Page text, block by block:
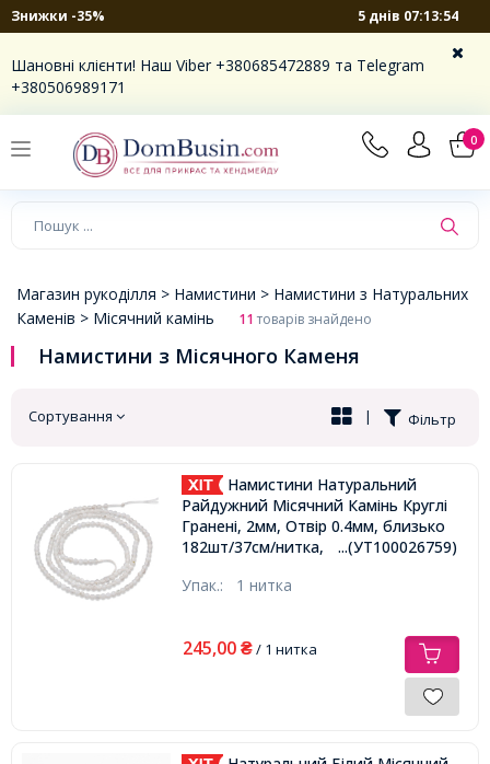
Знижки -35% 5 днів 07:13:53
Шановні клієнти! Наш Viber +380685472889 та Telegram
+380506989171
0
×
Магазин рукоділля > Намистини > Намистини з Натуральних
Каменів > Місячний камінь 11товарів знайдено
Намистини з Місячного Каменя
Сортування Фільтр
|
Намистини Натуральний
Райдужний Місячний Камінь Круглі
Гранені, 2мм, Отвір 0.4мм, близько
182шт/37см/нитка,
...(УТ100026759)
Упак.: 1 нитка
245,00 ₴/ 1 нитка